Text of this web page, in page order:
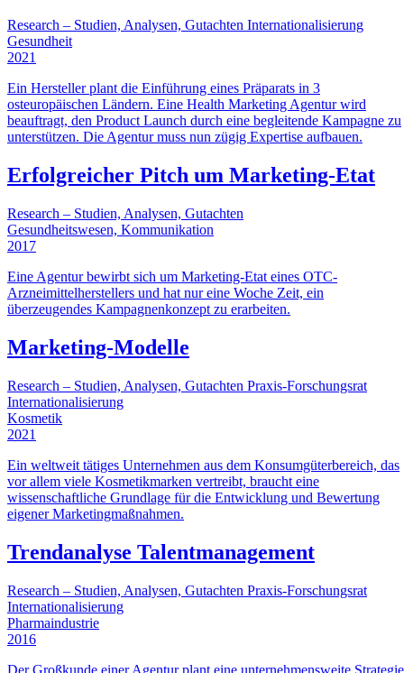
Research – Studien, Analysen, Gutachten Internationalisierung
Gesundheit
2021
Ein Hersteller plant die Einführung eines Präparats in 3
osteuropäischen Ländern. Eine Health Marketing Agentur wird
beauftragt, den Product Launch durch eine begleitende Kampagne zu
unterstützen. Die Agentur muss nun zügig Expertise aufbauen.
Erfolgreicher Pitch um Marketing-Etat
Research – Studien, Analysen, Gutachten
Gesundheitswesen, Kommunikation
2017
Eine Agentur bewirbt sich um Marketing-Etat eines OTC-
Arzneimittelherstellers und hat nur eine Woche Zeit, ein
überzeugendes Kampagnenkonzept zu erarbeiten.
Marketing-Modelle
Research – Studien, Analysen, Gutachten Praxis‑Forschungsrat
Internationalisierung
Kosmetik
2021
Ein weltweit tätiges Unternehmen aus dem Konsumgüterbereich, das
vor allem viele Kosmetikmarken vertreibt, braucht eine
wissenschaftliche Grundlage für die Entwicklung und Bewertung
eigener Marketingmaßnahmen.
Trendanalyse Talentmanagement
Research – Studien, Analysen, Gutachten Praxis‑Forschungsrat
Internationalisierung
Pharmaindustrie
2016
Der Großkunde einer Agentur plant eine unternehmensweite Strategie